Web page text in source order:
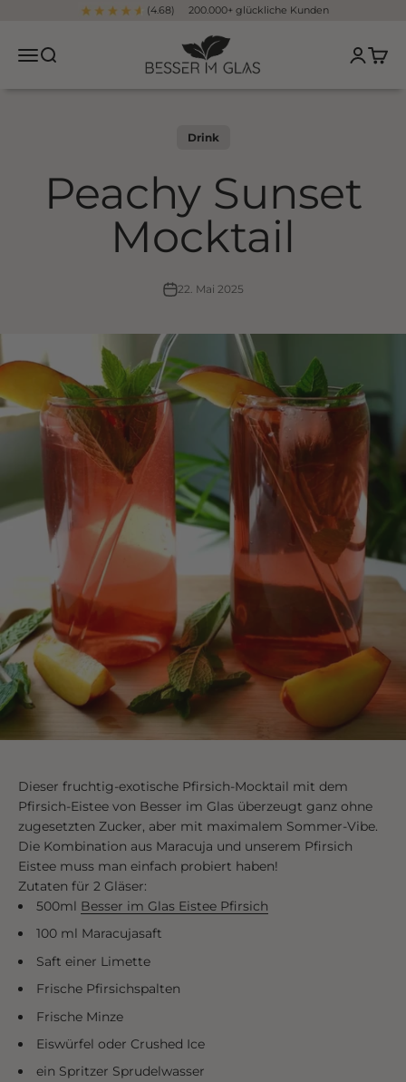
Zum Inhalt springen (4.68) 200.000+ glückliche Kunden
Navigationsmenü öffnen
Suche öffnen
Besser im Glas
Drink
Peachy Sunset
Mocktail
22. Mai 2025
Dieser fruchtig-exotische Pfirsich-Mocktail mit dem
Pfirsich-Eistee von Besser im Glas überzeugt ganz ohne
zugesetzten Zucker, aber mit maximalem Sommer-Vibe.
Die Kombination aus Maracuja und unserem Pfirsich
Eistee muss man einfach probiert haben!
Zutaten für 2 Gläser:
500ml Besser im Glas Eistee Pfirsich
100 ml Maracujasaft
Saft einer Limette
Frische Pfirsichspalten
Frische Minze
Eiswürfel oder Crushed Ice
ein Spritzer Sprudelwasser